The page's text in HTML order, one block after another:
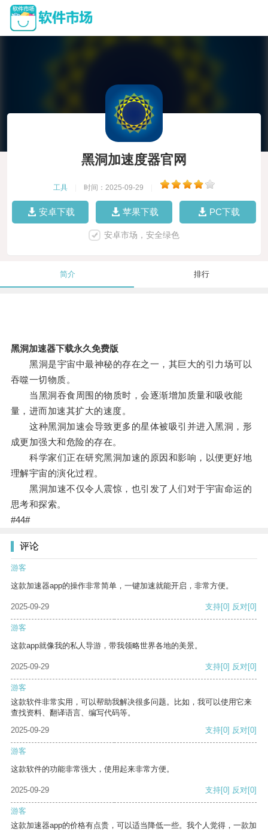
黑洞加速度器官网
工具 时间：2025-09-29
安卓下载 苹果下载 PC下载
安卓市场，安全绿色
简介 排行
黑洞加速器下载永久免费版
黑洞是宇宙中最神秘的存在之一，其巨大的引力场可以
吞噬一切物质。
当黑洞吞食周围的物质时，会逐渐增加质量和吸收能
量，进而加速其扩大的速度。
这种黑洞加速会导致更多的星体被吸引并进入黑洞，形
成更加强大和危险的存在。
科学家们正在研究黑洞加速的原因和影响，以便更好地
理解宇宙的演化过程。
黑洞加速不仅令人震惊，也引发了人们对于宇宙命运的
思考和探索。
#44#
评论
游客
这款加速器app的操作非常简单，一键加速就能开启，非常方便。
2025-09-29 支持[0] 反对[0]
游客
这款app就像我的私人导游，带我领略世界各地的美景。
2025-09-29 支持[0] 反对[0]
游客
这款软件非常实用，可以帮助我解决很多问题。比如，我可以使用它来
查找资料、翻译语言、编写代码等。
2025-09-29
支持[0] 反对[0]
游客
这款软件的功能非常强大，使用起来非常方便。
2025-09-29 支持[0] 反对[0]
游客
这款加速器app的价格有点贵，可以适当降低一些。我个人觉得，一款加